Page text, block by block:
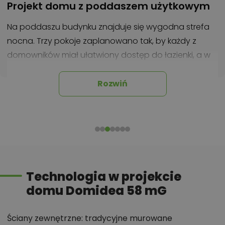
Projekt domu z poddaszem użytkowym
Na poddaszu budynku znajduje się wygodna strefa
nocna. Trzy pokoje zaplanowano tak, by każdy z
domowników miał ułatwiony dostęp do łazienki, a w
największej z sypialni (która ma ponad 14 m²)
zaprojektowano praktyczną garderobę.
Na parterze domu zaplanowano garaż, kotłownię,
oczekiwań inwestorów), łazienkę, salon z kuchnią oraz
Duży taras – ogromna przyjemność!
W projekcie Domidea 58 mG zaplanowano
powierzchni, bez problemu można urządzać
Rozwiń
Technologia w projekcie
domu Domidea 58 mG
Ściany zewnętrzne: tradycyjne murowane